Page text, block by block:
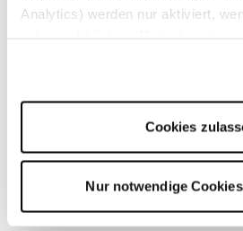
Analytics) werden nur aktiviert,
Impressum.
Cookies
Nur notwendige
Zusätzlich sollten diese
Partnerschaften oder
Ihre regionalen Seiten
Inhalte bieten, die
um das Engagement und die